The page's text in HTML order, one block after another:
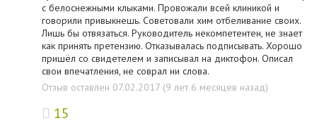
с белоснежными клыками. Провожали всей клиникой и
говорили привыкнешь. Советовали хим отбеливание своих.
Лишь бы отвязаться. Руководитель некомпетентен, не знает
как принять претензию. Отказывалась подписывать. Хорошо
пришёл со свидетелем и записывал на диктофон. Описал
свои впечатления, не соврал ни слова.
Отзыв оставлен 07.02.2017 (9 лет 6 месяцев назад)
15